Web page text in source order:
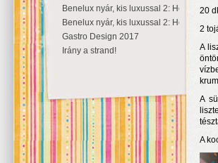
Benelux nyár, kis luxussal 2: Hollandia
Benelux nyár, kis luxussal 2: Hollandia
Gastro Design 2017
Irány a strand!
20
2
A
A
A